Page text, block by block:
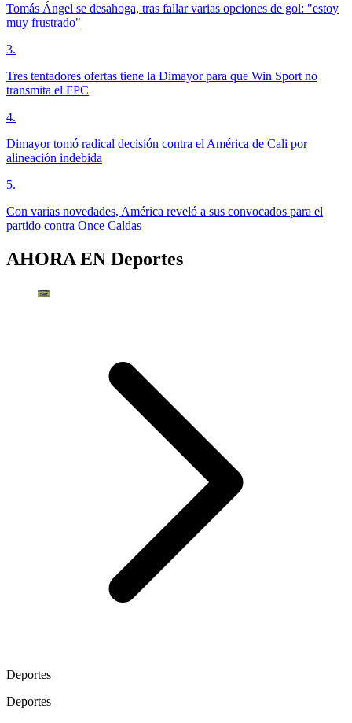
Tomás Ángel se desahoga, tras fallar varias opciones de gol: "estoy
muy frustrado"
3.
Tres tentadores ofertas tiene la Dimayor para que Win Sport no
transmita el FPC
4.
Dimayor tomó radical decisión contra el América de Cali por
alineación indebida
5.
Con varias novedades, América reveló a sus convocados para el
partido contra Once Caldas
AHORA EN Deportes
Deportes
Deportes